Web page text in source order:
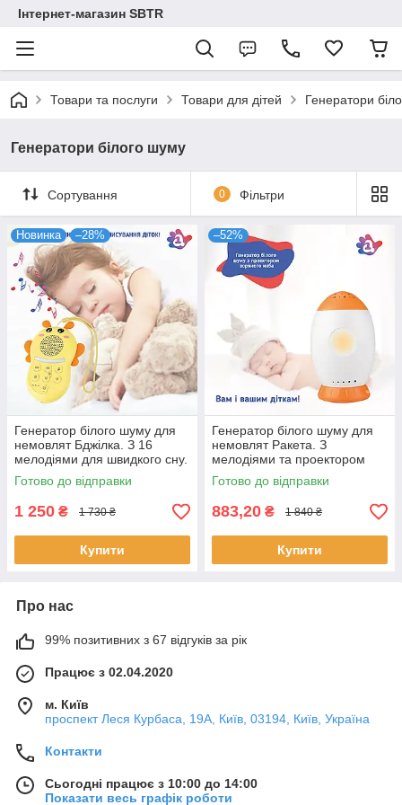
Інтернет-магазин SBTR
Товари та послуги Товари для дітей Генератори
Генератори білого шуму
Сортування 0 Фільтри
Новинка –28%
Генератор білого шуму для
немовлят Бджілка. З 16
мелодіями для швидкого сну.
Готово до відправки
1 250 ₴ 1 730 ₴
Купити
–52%
Генератор білого шуму для
немовлят Ракета. З
мелодіями та проектором
зоряного неба.
Готово до відправки
883,20 ₴ 1 840 ₴
Купити
Про нас
99% позитивних з 67 відгуків за рік
Працює з 02.04.2020
м. Київ
проспект Леся Курбаса, 19А, Київ, 03194, Київ, Україна
Контакти
Сьогодні працює з 10:00 до 14:00
Показати весь графік роботи